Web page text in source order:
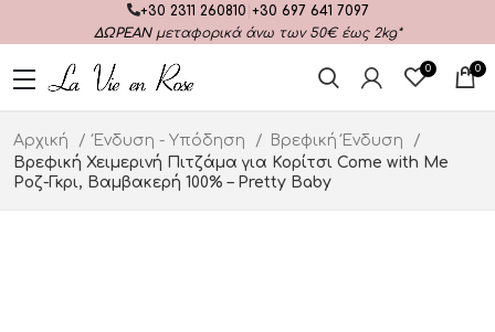
+30 2311 260810 +30 697 641 7097
ΔΩΡΕΑΝμεταφορικά άνω των 50€ έως 2kg*
0 0
Αρχική Ένδυση - Υπόδηση
Βρεφική Ένδυση
Βρεφική Χειμερινή Πιτζάμα για Κορίτσι Come with Me
Ροζ-Γκρι, Βαμβακερή 100% – Pretty Baby